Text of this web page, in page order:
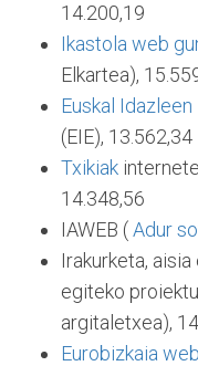
14.200,19
Ikastola web
Elkartea),
Euskal
(EIE), 13.562,34
Txikiak
14.348,56
IAWEB (Adur
Irakurketa,
egiteko
argitaletxea),
Eurobizkaia